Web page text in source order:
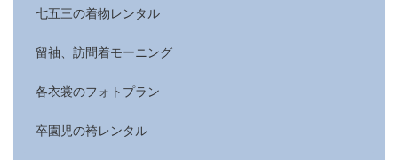
七五三の着物レンタル
留袖、訪問着モーニング
各衣裳のフォトプラン
卒園児の袴レンタル